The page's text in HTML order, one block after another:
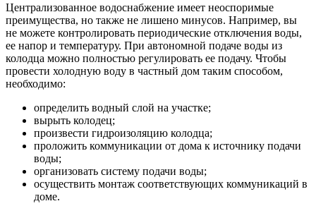
Централизованное водоснабжение имеет неоспоримые
преимущества, но также не лишено минусов. Например, вы
не можете контролировать периодические отключения воды,
ее напор и температуру. При автономной подаче воды из
колодца можно полностью регулировать ее подачу. Чтобы
провести холодную воду в частный дом таким способом,
необходимо:
определить водный слой на участке;
вырыть колодец;
произвести гидроизоляцию колодца;
проложить коммуникации от дома к источнику подачи
воды;
организовать систему подачи воды;
осуществить монтаж соответствующих коммуникаций в
доме.